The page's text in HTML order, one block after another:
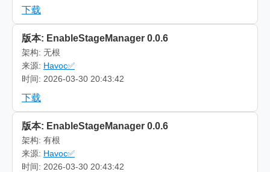
下载
版本: EnableStageManager 0.0.6
架构: 无根
来源: Havoc✅
时间: 2026-03-30 20:43:42
下载
版本: EnableStageManager 0.0.6
架构: 有根
来源: Havoc✅
时间: 2026-03-30 20:43:42